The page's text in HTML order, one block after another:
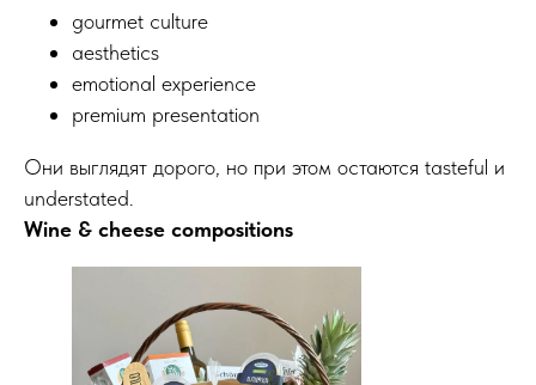
gourmet culture
aesthetics
emotional experience
premium presentation
Они выглядят дорого, но при этом остаются tasteful и
understated.
Wine & cheese compositions